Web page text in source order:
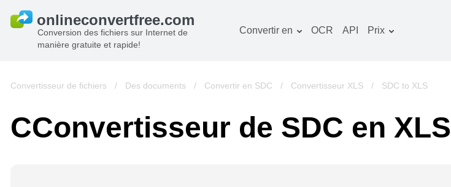
Conversion des fichiers sur Internet de
manière gratuite et rapide!
Convertir en
Image convertisseur
Livres convertisseur
OCR API Prix
Convertisseur de fichiers / Des documents / Convertir en SDC / Convertisseur XLS / SDC to XLS
СConvertisseur de SDC en XLS